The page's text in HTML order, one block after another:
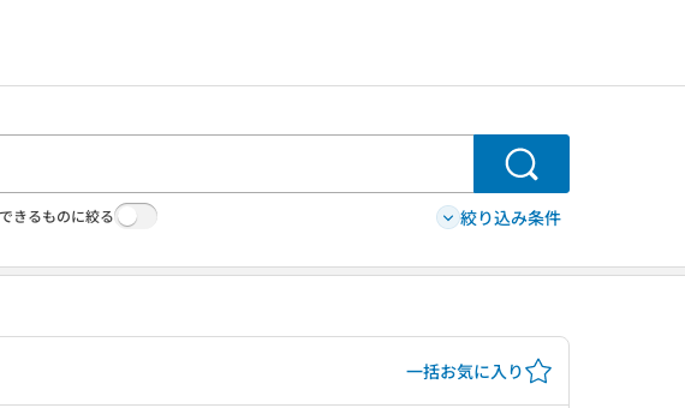
検索
きるものに絞る 絞り込み条件
一括お気に入り